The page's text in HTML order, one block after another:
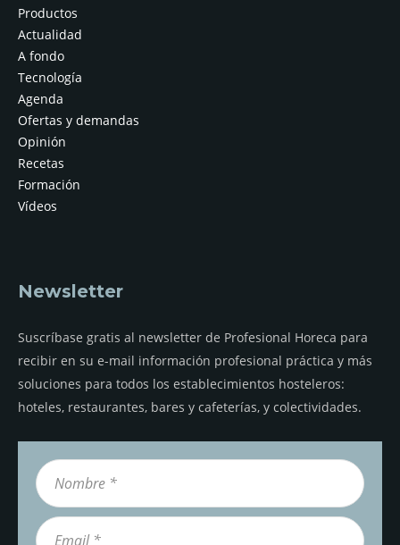
Productos
Actualidad
A fondo
Tecnología
Agenda
Ofertas y demandas
Opinión
Recetas
Formación
Vídeos
Newsletter
Suscríbase gratis al newsletter de Profesional Horeca para
recibir en su e-mail información profesional práctica y más
soluciones para todos los establecimientos hosteleros:
hoteles, restaurantes, bares y cafeterías, y colectividades.